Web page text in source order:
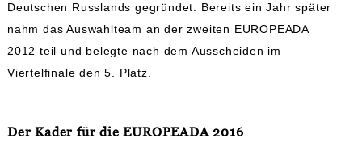
Deutschen Russlands gegründet. Bereits ein Jahr später
nahm das Auswahlteam an der zweiten EUROPEADA
2012 teil und belegte nach dem Ausscheiden im
Viertelfinale den 5. Platz.
Der Kader für die EUROPEADA 2016